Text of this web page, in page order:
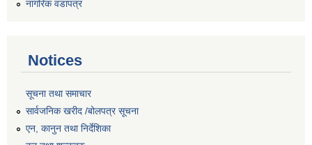
नागरिक वडापत्र
Notices
सूचना तथा समाचार
सार्वजनिक खरीद /बोलपत्र सूचना
एन, कानुन तथा निर्देशिका